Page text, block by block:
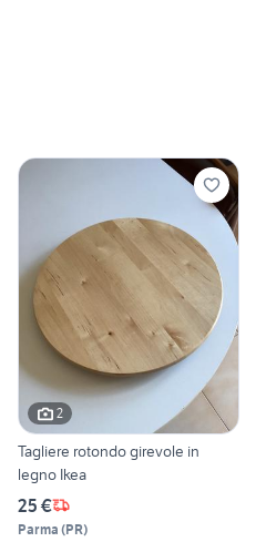
2
Tagliere rotondo girevole in
legno Ikea
25 €
Parma (PR)